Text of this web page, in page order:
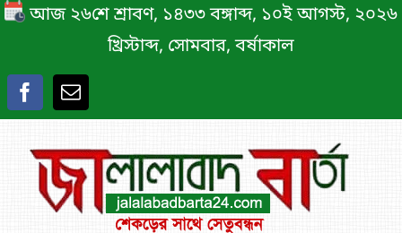
Skip
content
আজ ২৬শে শ্রাবণ, ১৪৩৩ বঙ্গাব্দ, ১০ই আগস্ট, ২০২৬
খ্রিস্টাব্দ, সোমবার, বর্ষাকাল